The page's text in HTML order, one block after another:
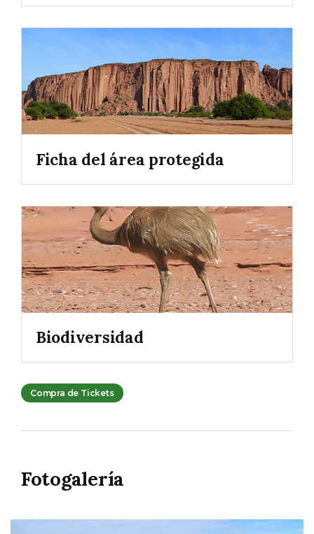
Ficha del área protegida
Biodiversidad
Compra de Tickets
Fotogalería